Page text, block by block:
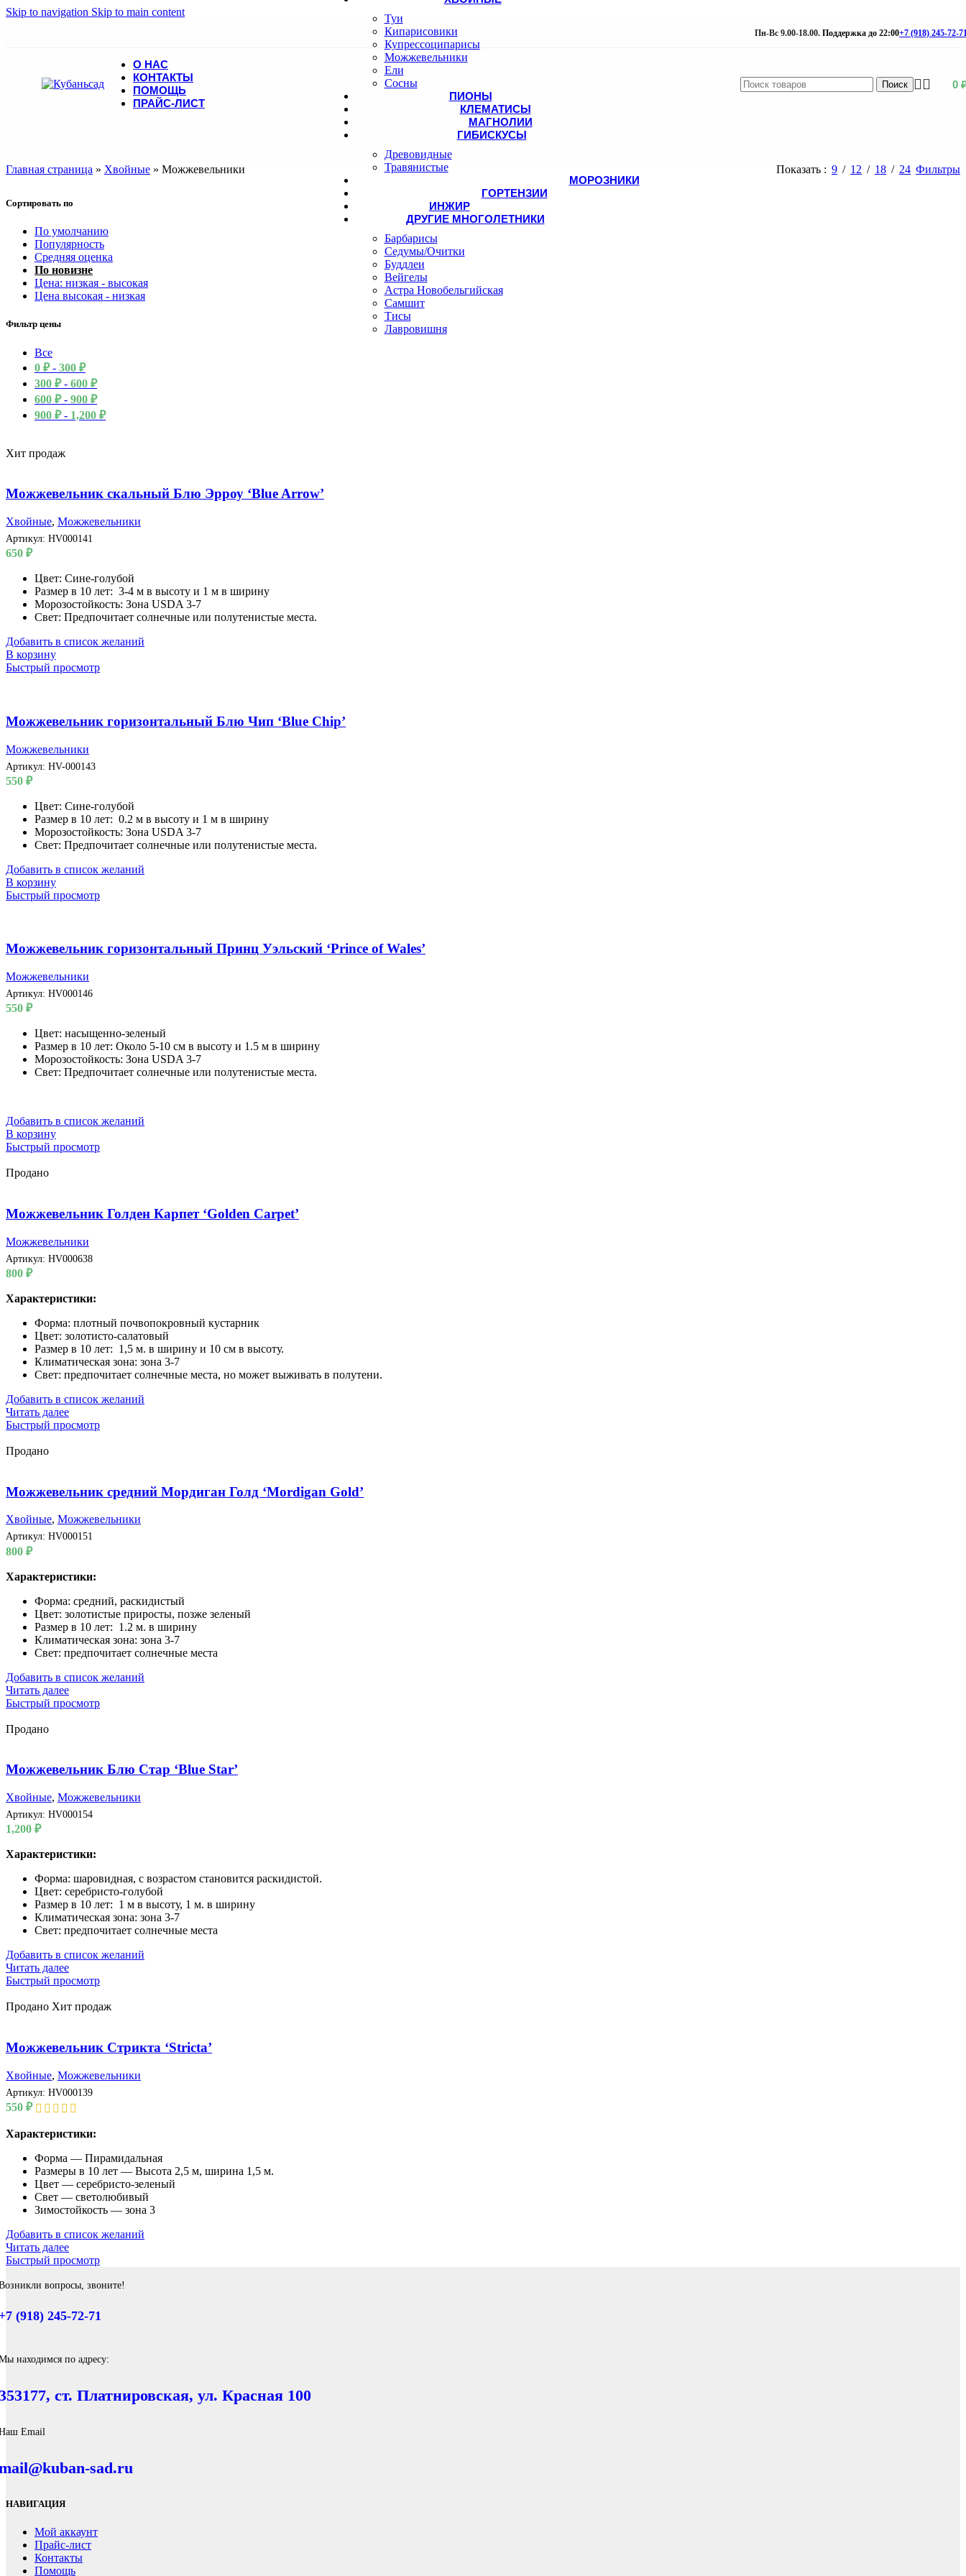
Skip to navigation Skip to main content
Пн-Вс 9.00-18.00. Поддержка до 22:00+7 (918) 245-72-
О НАС
КОНТАКТЫ
ПОМОЩЬ
ПРАЙС-ЛИСТ
Поиск 0
Туи
Кипарисовики
Купрессоципарисы
Можжевельники
Ели
Сосны
ПИОНЫ
КЛЕМАТИСЫ
МАГНОЛИИ
ГИБИСКУСЫ
Древовидные
Травянистые
МОРОЗНИКИ
ГОРТЕНЗИИ
ИНЖИР
ДРУГИЕ МНОГОЛЕТНИКИ
Барбарисы
Седумы/Очитки
Буддлеи
Вейгелы
Астра Новобельгийская
Самшит
Тисы
Лавровишня
Главная страница » Хвойные » Можжевельники Показать 9 12 18 24 Фильтры
Сортировать по
По умолчанию
Популярность
Средняя оценка
По новизне
Цена: низкая - высокая
Цена высокая - низкая
Фильтр цены
Все
0 ₽- 300 ₽
300 ₽- 600 ₽
600 ₽- 900 ₽
900 ₽- 1,200 ₽
Хит продаж
Можжевельник скальный Блю Эрроу ‘Blue Arrow’
Хвойные, Можжевельники
Артикул: HV000141
650 ₽
Цвет: Сине-голубой
Размер в 10 лет: 3-4 м в высоту и 1 м в ширину
Морозостойкость: Зона USDA 3-7
Свет: Предпочитает солнечные или полутенистые места.
Добавить в список желаний
В корзину
Быстрый просмотр
Можжевельник горизонтальный Блю Чип ‘Blue Chip’
Можжевельники
Артикул: HV-000143
550 ₽
Цвет: Сине-голубой
Размер в 10 лет: 0.2 м в высоту и 1 м в ширину
Морозостойкость: Зона USDA 3-7
Свет: Предпочитает солнечные или полутенистые места.
Добавить в список желаний
В корзину
Быстрый просмотр
Можжевельник горизонтальный Принц Уэльский ‘Prince of Wales’
Можжевельники
Артикул: HV000146
550 ₽
Цвет: насыщенно-зеленый
Размер в 10 лет: Около 5-10 см в высоту и 1.5 м в ширину
Морозостойкость: Зона USDA 3-7
Свет: Предпочитает солнечные или полутенистые места.
Добавить в список желаний
В корзину
Быстрый просмотр
Продано
Можжевельник Голден Карпет ‘Golden Carpet’
Можжевельники
Артикул: HV000638
800 ₽
Характеристики:
Форма: плотный почвопокровный кустарник
Цвет: золотисто-салатовый
Размер в 10 лет: 1,5 м. в ширину и 10 см в высоту.
Климатическая зона: зона 3-7
Свет: предпочитает солнечные места, но может выживать в полутени.
Добавить в список желаний
Читать далее
Быстрый просмотр
Продано
Можжевельник средний Мордиган Голд ‘Mordigan Gold’
Хвойные, Можжевельники
Артикул: HV000151
800 ₽
Характеристики:
Форма: средний, раскидистый
Цвет: золотистые приросты, позже зеленый
Размер в 10 лет: 1.2 м. в ширину
Климатическая зона: зона 3-7
Свет: предпочитает солнечные места
Добавить в список желаний
Читать далее
Быстрый просмотр
Продано
Можжевельник Блю Стар ‘Blue Star’
Хвойные, Можжевельники
Артикул: HV000154
1,200 ₽
Характеристики:
Форма: шаровидная, с возрастом становится раскидистой.
Цвет: серебристо-голубой
Размер в 10 лет: 1 м в высоту, 1 м. в ширину
Климатическая зона: зона 3-7
Свет: предпочитает солнечные места
Добавить в список желаний
Читать далее
Быстрый просмотр
Продано Хит продаж
Можжевельник Стрикта ‘Stricta’
Хвойные, Можжевельники
Артикул: HV000139
550 ₽
Характеристики:
Форма — Пирамидальная
Размеры в 10 лет — Высота 2,5 м, ширина 1,5 м.
Цвет — серебристо-зеленый
Свет — светолюбивый
Зимостойкость — зона 3
Добавить в список желаний
Читать далее
Быстрый просмотр
вопросы, звоните!
(918) 245-72-71
находимся по адресу:
ст. Платнировская, ул. Красная 100
Email
sad.ru
НАВИГАЦИЯ
Мой аккаунт
Прайс-лист
Контакты
Помощь